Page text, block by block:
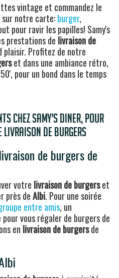
vintage et commandez le
notre carte:burger,
pour ravir les papilles! Samy's
prestations de livraison de
Profitez de notre
et dans une ambiance rétro,
pour un bond dans le temps
chez Samy's Diner, pour
livraison de burgers
de burgers de
votre livraison de burgerset
près deAlbi. Pour une soirée
entre amis, un
vous régaler de burgers de
en livraison de burgersde